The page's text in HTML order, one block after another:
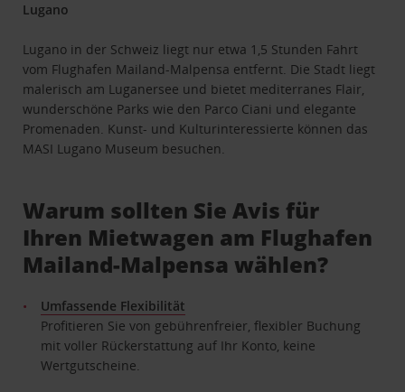
Lugano
Lugano in der Schweiz liegt nur etwa 1,5 Stunden Fahrt
vom Flughafen Mailand-Malpensa entfernt. Die Stadt liegt
malerisch am Luganersee und bietet mediterranes Flair,
wunderschöne Parks wie den Parco Ciani und elegante
Promenaden. Kunst- und Kulturinteressierte können das
MASI Lugano Museum besuchen.
Warum sollten Sie Avis für
Ihren Mietwagen am Flughafen
Mailand-Malpensa wählen?
Umfassende Flexibilität
Profitieren Sie von gebührenfreier, flexibler Buchung
mit voller Rückerstattung auf Ihr Konto, keine
Wertgutscheine.